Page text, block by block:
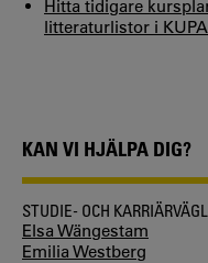
Hitta tidigare
litteraturlistor i
KAN VI HJÄLPA DIG?
STUDIE- OCH
Elsa Wängestam
Emilia Westberg